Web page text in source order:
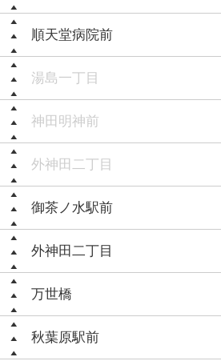
順天堂病院前
湯島一丁目
神田明神前
外神田二丁目
御茶ノ水駅前
外神田二丁目
万世橋
秋葉原駅前